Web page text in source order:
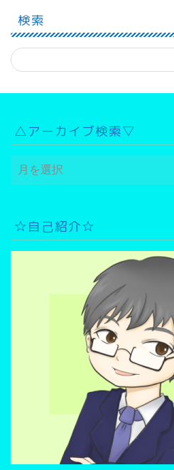
検索
△アーカイブ検索▽
△
ア
イ
ブ
☆自己紹介☆